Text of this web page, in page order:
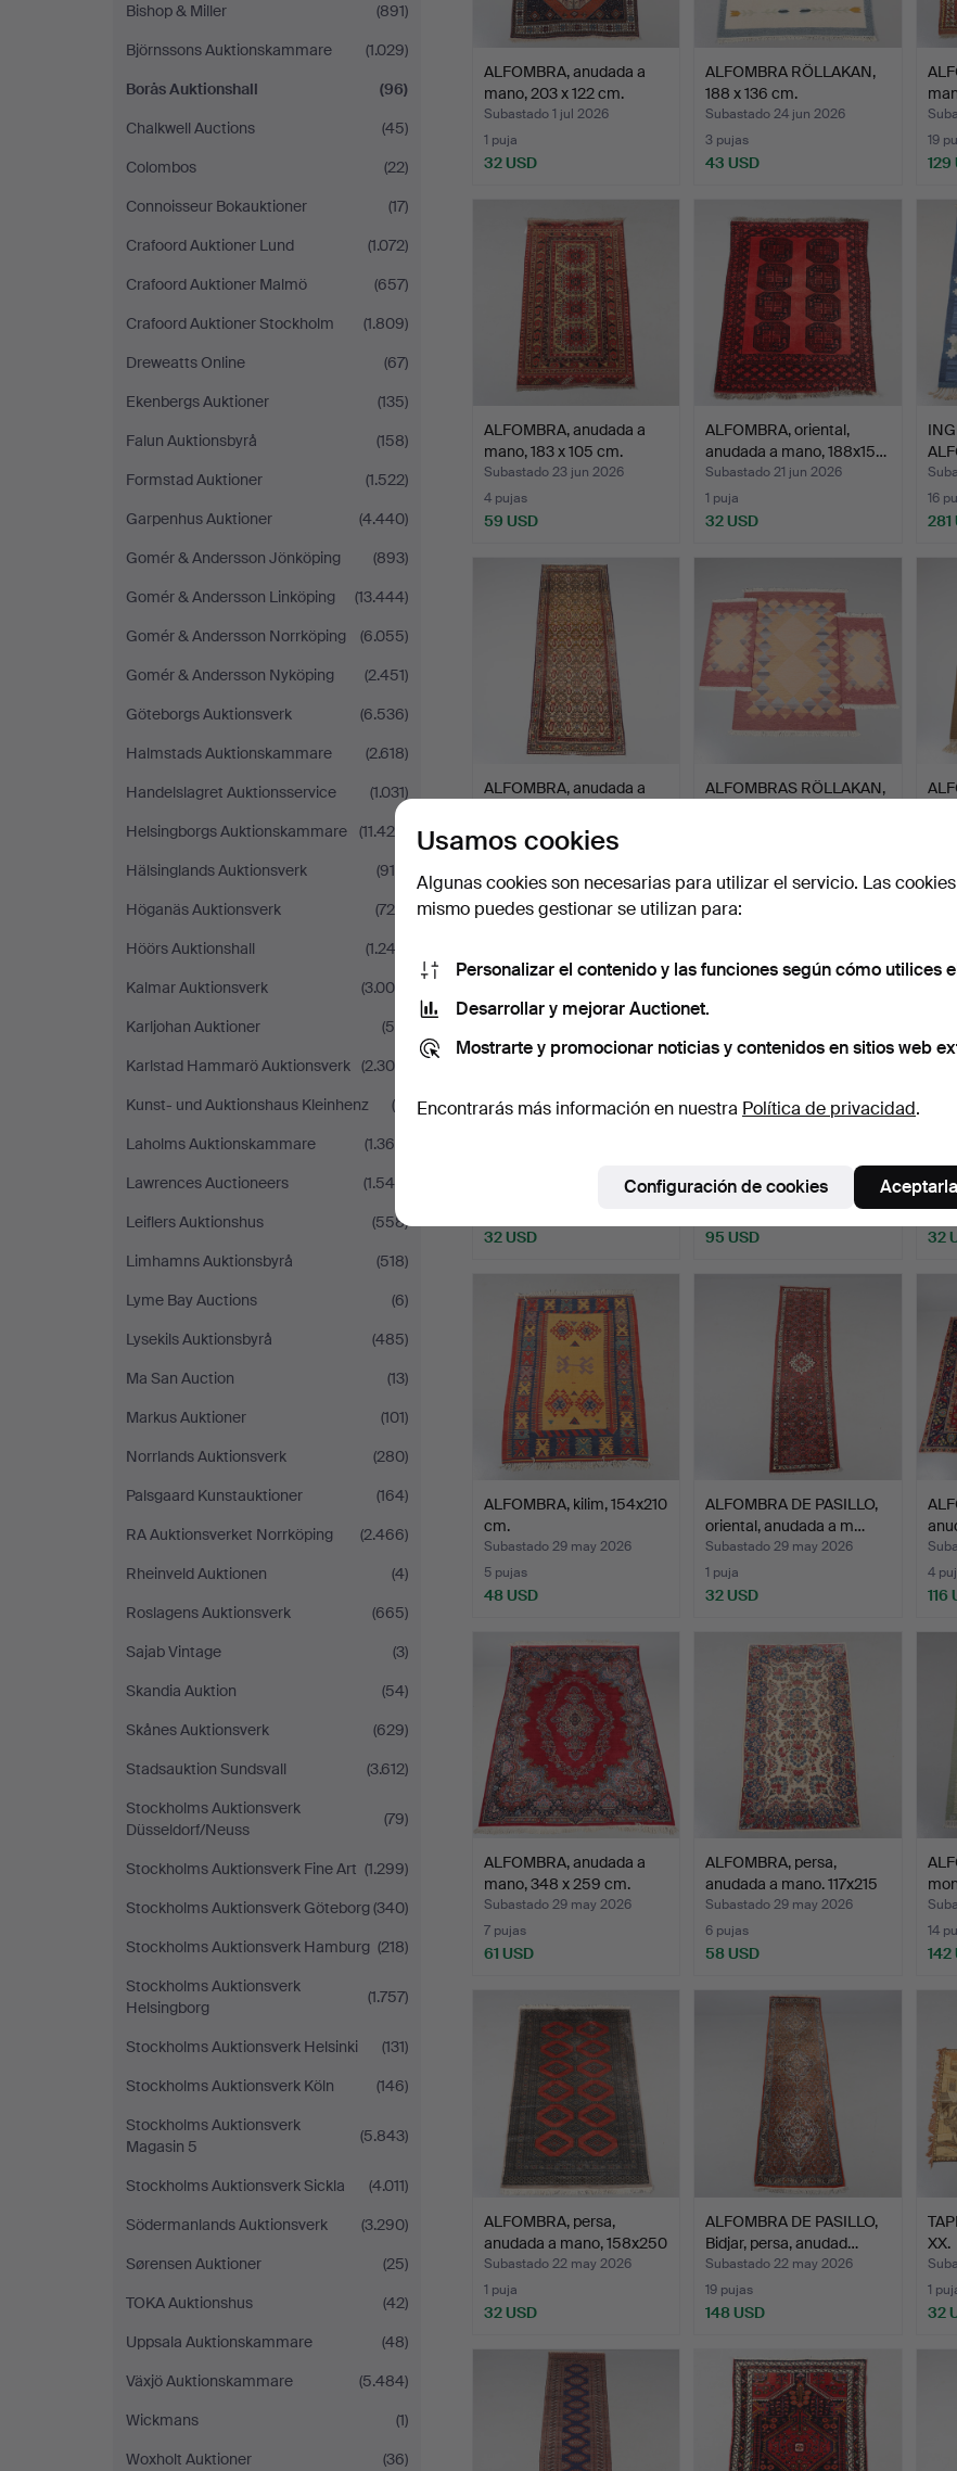
Bishop & Miller
(891)
Björnssons Auktionskammare
(1.029)
Borås Auktionshall
(96)
Chalkwell Auctions
(45)
Colombos
(22)
Connoisseur Bokauktioner
(17)
Crafoord Auktioner Lund
(1.072)
Crafoord Auktioner Malmö
(657)
Crafoord Auktioner Stockholm
(1.809)
Dreweatts Online
(67)
Ekenbergs Auktioner
(135)
Falun Auktionsbyrå
(158)
Formstad Auktioner
(1.522)
Garpenhus Auktioner
(4.440)
Gomér & Andersson Jönköping
(893)
Gomér & Andersson Linköping
(13.444)
Gomér & Andersson Norrköping
(6.055)
Gomér & Andersson Nyköping
(2.451)
Göteborgs Auktionsverk
(6.536)
Halmstads Auktionskammare
(2.618)
Handelslagret Auktionsservice
(1.031)
Helsingborgs Auktionskammare
(11.429)
Hälsinglands Auktionsverk
(915)
Höganäs Auktionsverk
(726)
Höörs Auktionshall
(1.243)
Kalmar Auktionsverk
(3.004)
Karljohan Auktioner
(59)
Karlstad Hammarö Auktionsverk (2.300)
Kunst- und Auktionshaus Kleinhenz
(9)
Laholms Auktionskammare
(1.364)
Lawrences Auctioneers
(1.546)
Leiflers Auktionshus
(558)
Limhamns Auktionsbyrå
(518)
Lyme Bay Auctions
(6)
Lysekils Auktionsbyrå
(485)
Ma San Auction
(13)
Markus Auktioner
(101)
Norrlands Auktionsverk
(280)
Palsgaard Kunstauktioner
(164)
RA Auktionsverket Norrköping
(2.466)
Rheinveld Auktionen
(4)
Roslagens Auktionsverk
(665)
Sajab Vintage
(3)
Skandia Auktion
(54)
Skånes Auktionsverk
(629)
Stadsauktion Sundsvall
(3.612)
Stockholms Auktionsverk
Düsseldorf/Neuss
(79)
Stockholms Auktionsverk Fine Art (1.299)
Stockholms Auktionsverk Göteborg(340)
Stockholms Auktionsverk Hamburg (218)
Stockholms Auktionsverk
Helsingborg
(1.757)
Stockholms Auktionsverk Helsinki
(131)
Stockholms Auktionsverk Köln
(146)
Stockholms Auktionsverk
Magasin 5
(5.843)
Stockholms Auktionsverk Sickla
(4.011)
Södermanlands Auktionsverk
(3.290)
Sørensen Auktioner
(25)
TOKA Auktionshus
(42)
Uppsala Auktionskammare
(48)
Växjö Auktionskammare
(5.484)
Wickmans
(1)
Woxholt Auktioner
(36)
ALFOMBRA, anudada a
mano, 203 x 122 cm.
Subastado 1 jul 2026
1 puja
32 USD
ALFOMBRA RÖLLAKAN,
188 x 136 cm.
Subastado 24 jun 2026
3 pujas
43 USD
19
129
ALFOMBRA, anudada a
mano, 183 x 105 cm.
Subastado 23 jun 2026
4 pujas
59 USD
ALFOMBRA, oriental,
anudada a mano, 188x15…
Subastado 21 jun 2026
1 puja
32 USD
16
281
ALFOMBRA, anudada a
Subastado 12 jun 2026
53 USD
ALFOMBRAS RÖLLAKAN,
79 USD 106
32 USD
mano, 198 x 149 cm, pe…
Subastado 4 jun 2026
95 USD
1
32
ALFOMBRA, kilim, 154x210
cm.
Subastado 29 may 2026
5 pujas
48 USD
ALFOMBRA DE PASILLO,
oriental, anudada a m…
Subastado 29 may 2026
1 puja
32 USD
4
116
ALFOMBRA, anudada a
mano, 348 x 259 cm.
Subastado 29 may 2026
7 pujas
61 USD
ALFOMBRA, persa,
anudada a mano. 117x215
c…
Subastado 29 may 2026
6 pujas
58 USD
1…
14
142
ALFOMBRA, persa,
anudada a mano, 158x250
c…
Subastado 22 may 2026
1 puja
32 USD
ALFOMBRA DE PASILLO,
Bidjar, persa, anudad…
Subastado 22 may 2026
19 pujas
148 USD
XX.
1
32
Usamos cookies
Algunas cookies son necesarias para utilizar el servicio. Las
mismo puedes gestionar se utilizan para:
Personalizar el contenido y las funciones según cómo utilices
Desarrollar y mejorar Auctionet.
Mostrarte y promocionar noticias y contenidos en sitios web
Encontrarás más información en nuestra Política de privacidad.
Configuración de cookies